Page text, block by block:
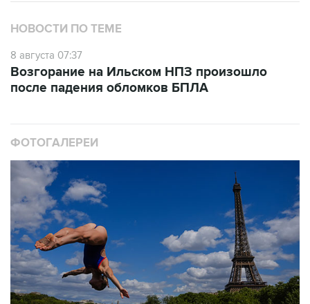
НОВОСТИ ПО ТЕМЕ
8 августа 07:37
Возгорание на Ильском НПЗ произошло
после падения обломков БПЛА
ФОТОГАЛЕРЕИ